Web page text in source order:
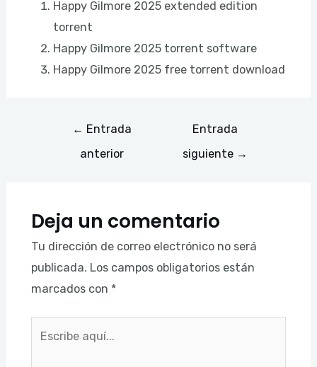
Happy Gilmore 2025 extended edition
torrent
Happy Gilmore 2025 torrent software
Happy Gilmore 2025 free torrent download
← Entrada
anterior
Entrada
siguiente →
Deja un comentario
Tu dirección de correo electrónico no será
publicada. Los campos obligatorios están
marcados con *